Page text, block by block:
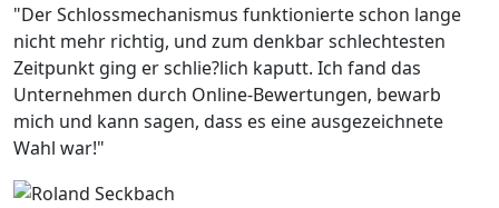
"Der Schlossmechanismus funktionierte schon lange
nicht mehr richtig, und zum denkbar schlechtesten
Zeitpunkt ging er schlie?lich kaputt. Ich fand das
Unternehmen durch Online-Bewertungen, bewarb
mich und kann sagen, dass es eine ausgezeichnete
Wahl war!"